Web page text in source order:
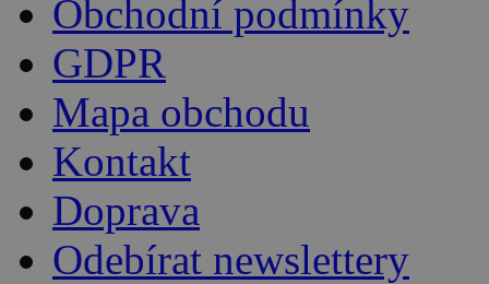
Obchodní podmínky
GDPR
Mapa obchodu
Kontakt
Doprava
Odebírat newslettery